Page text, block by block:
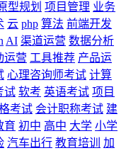
型规划 项目管理 业务
云 php 算法 前端开发
AI 渠道运营 数据分析
运营 工具推荐 产品运
心理咨询师考试 计算
试 软考 英语考试 项目
考试 会计职称考试 建
育 初中 高中 大学 小学
汽车出行 教育培训
加